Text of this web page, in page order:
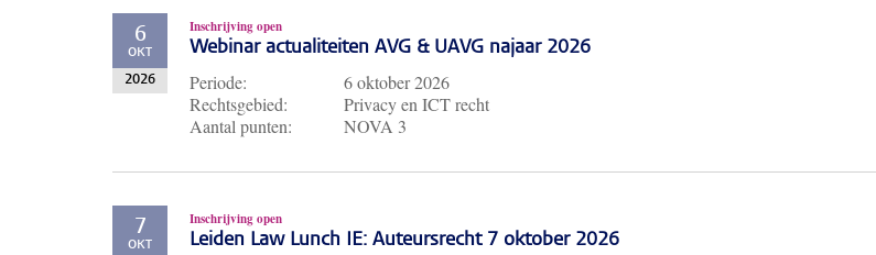
6
OKT
2026
Inschrijving open
Webinar actualiteiten AVG & UAVG najaar 2026
Periode:
6 oktober 2026
Rechtsgebied:
Privacy en ICT recht
Aantal punten:
NOVA 3
7
OKT
Inschrijving open
Leiden Law Lunch IE: Auteursrecht 7 oktober 2026